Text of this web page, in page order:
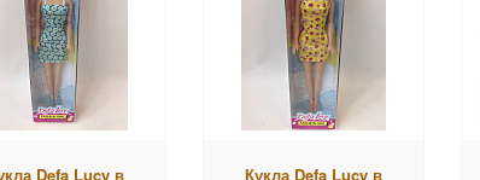
Defa Lucy в
Кукла Defa Lucy в